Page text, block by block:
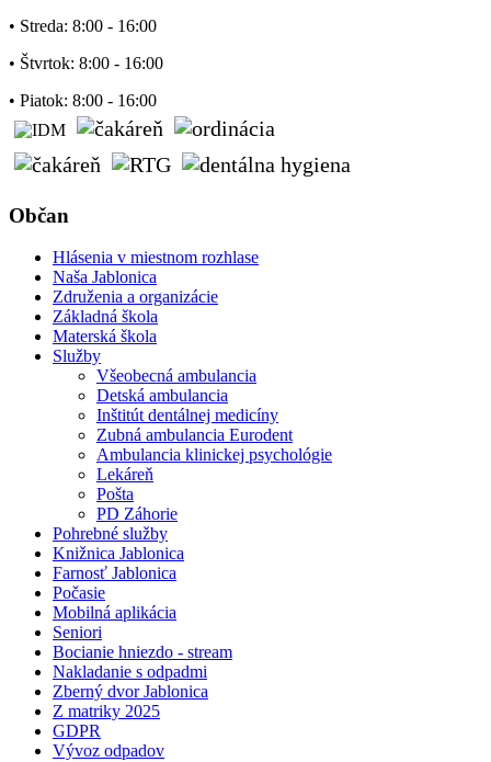
• Streda: 8:00 - 16:00
• Štvrtok: 8:00 - 16:00
• Piatok: 8:00 - 16:00
Občan
Hlásenia v miestnom rozhlase
Naša Jablonica
Združenia a organizácie
Základná škola
Materská škola
Služby
Všeobecná ambulancia
Detská ambulancia
Inštitút dentálnej medicíny
Zubná ambulancia Eurodent
Ambulancia klinickej psychológie
Lekáreň
Pošta
PD Záhorie
Pohrebné služby
Knižnica Jablonica
Farnosť Jablonica
Počasie
Mobilná aplikácia
Seniori
Bocianie hniezdo - stream
Nakladanie s odpadmi
Zberný dvor Jablonica
Z matriky 2025
GDPR
Vývoz odpadov